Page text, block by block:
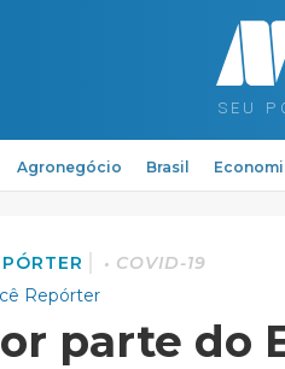
Agronegócio Brasil
COVID-19
Repórter
parte do